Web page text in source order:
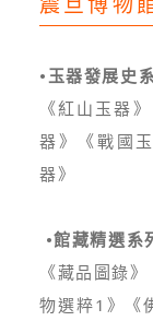
•玉器發展史
《紅山玉器
器》《戰國
器》
•館藏精選系
《藏品圖錄
物選粹1》《